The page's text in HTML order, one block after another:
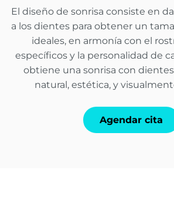
El diseño de sonrisa consiste en
a los dientes para obtener un
ideales, en armonía con el
específicos y la personalidad de
obtiene una sonrisa con
natural, estética, y
Agendar cita